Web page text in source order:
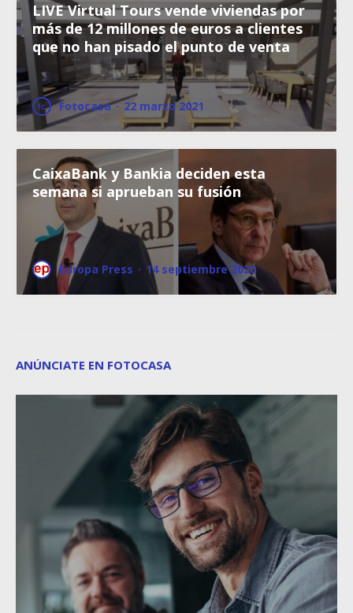
LIVE Virtual Tours vende viviendas por
más de 12 millones de euros a clientes
que no han pisado el punto de venta
Fotocasa · 22 marzo 2021
CaixaBank y Bankia deciden esta
semana si aprueban su fusión
Europa Press · 14 septiembre 2020
ANÚNCIATE EN FOTOCASA